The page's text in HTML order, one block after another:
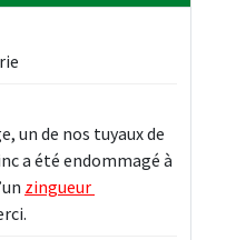
un de nos tuyaux de
a été endommagé à
zingueur